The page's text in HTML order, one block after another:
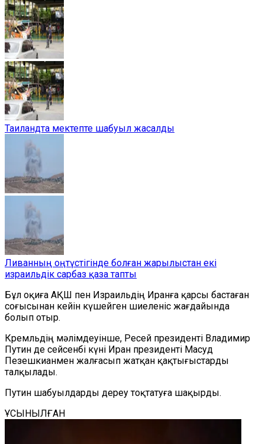
Таиландта мектепте шабуыл жасалды
Ливанның оңтүстігінде болған жарылыстан екі
израильдік сарбаз қаза тапты
Бұл оқиға АҚШ пен Израильдің Иранға қарсы бастаған
соғысынан кейін күшейген шиеленіс жағдайында
болып отыр.
Кремльдің мәлімдеуінше, Ресей президенті Владимир
Путин де сейсенбі күні Иран президенті Масуд
Пезешкианмен жалғасып жатқан қақтығыстарды
талқылады.
Путин шабуылдарды дереу тоқтатуға шақырды.
ҰСЫНЫЛҒАН